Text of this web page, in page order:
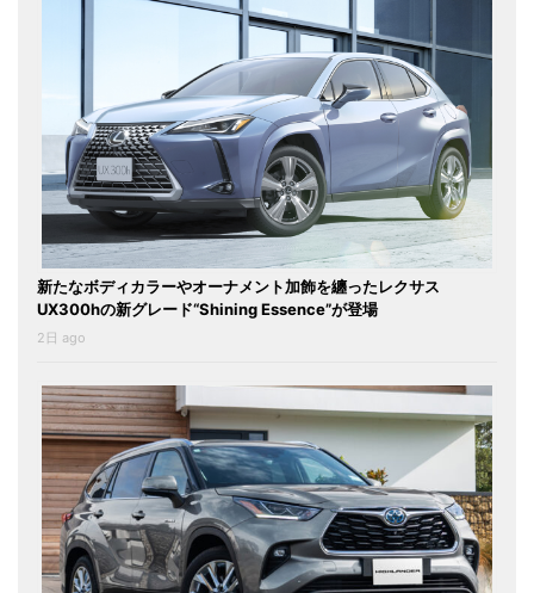
新たなボディカラーやオーナメント加飾を纏ったレクサス
UX300hの新グレード“Shining Essence”が登場
2日 ago